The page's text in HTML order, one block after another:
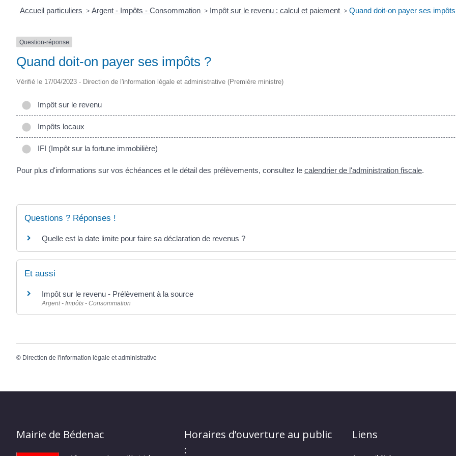
Accueil particuliers > Argent - Impôts - Consommation > Impôt sur le revenu : calcul et paiement > Quand doit-on payer ses
Question-réponse
Quand doit-on payer ses impôts ?
Vérifié le 17/04/2023 - Direction de l'information légale et administrative (Première ministre)
Impôt sur le revenu
Impôts locaux
IFI (Impôt sur la fortune immobilière)
Pour plus d'informations sur vos échéances et le détail des prélèvements, consultez le calendrier de l'administration fiscale.
Questions ? Réponses !
Quelle est la date limite pour faire sa déclaration de revenus ?
Et aussi
Impôt sur le revenu - Prélèvement à la source
Argent - Impôts - Consommation
© Direction de l'information légale et administrative
Mairie de Bédenac
Horaires d’ouverture au public
:
Liens